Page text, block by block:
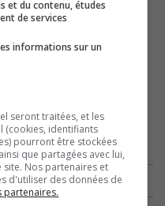
et du contenu, études
de services
informations sur un
seront traitées, et les
(cookies, identifiants
pourront être stockées
que partagées avec lui,
Nos partenaires et
d'utiliser des données de
partenaires.